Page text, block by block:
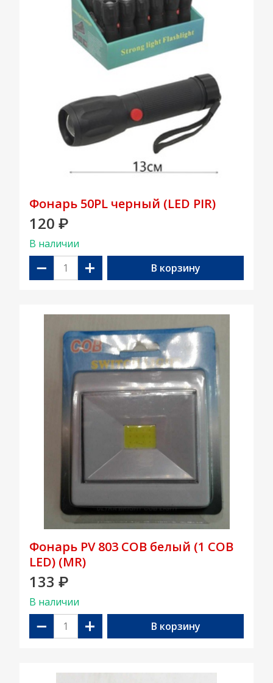
Фонарь 50PL черный (LED PIR)
120 ₽
В наличии
− + В корзину
Фонарь PV 803 COB белый (1 COB
LED) (MR)
133 ₽
В наличии
− + В корзину